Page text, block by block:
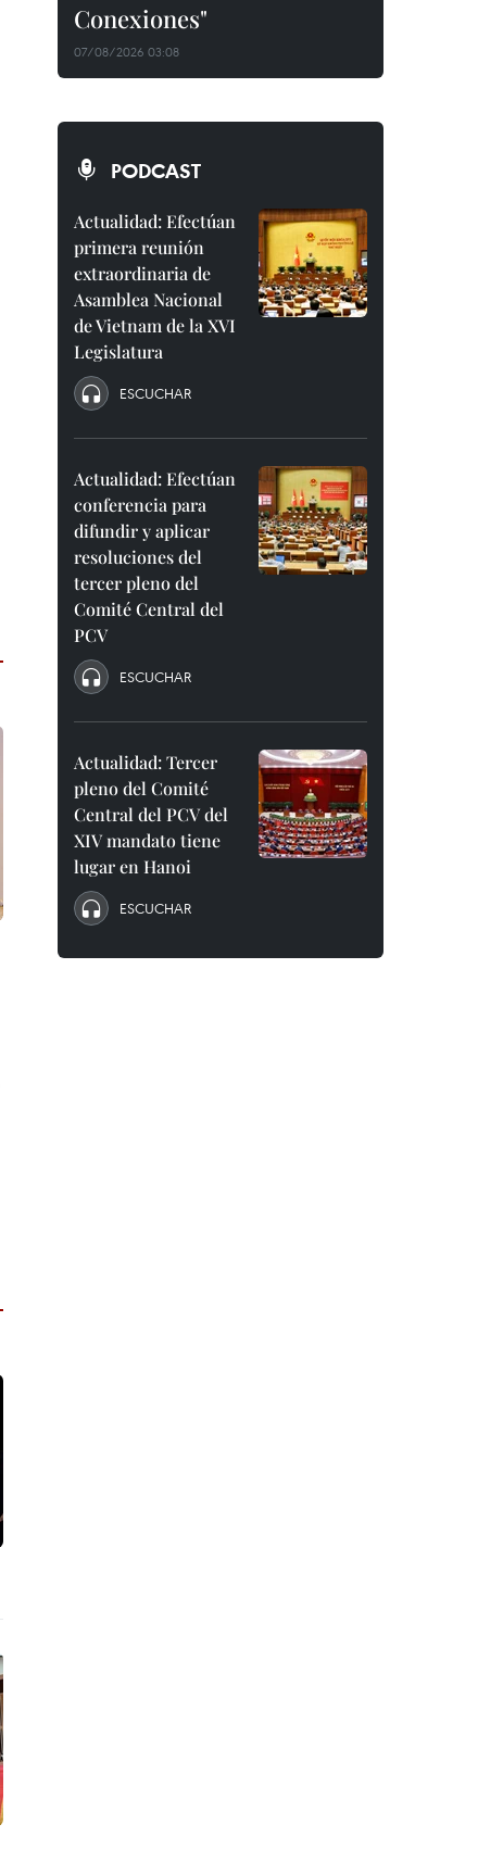
Conexiones"
07/08/2026 03:08
PODCAST
Actualidad: Efectúan
primera reunión
extraordinaria de
Asamblea Nacional
de Vietnam de la XVI
Legislatura
ESCUCHAR
Actualidad: Efectúan
conferencia para
difundir y aplicar
resoluciones del
tercer pleno del
Comité Central del
PCV
ESCUCHAR
Actualidad: Tercer
pleno del Comité
Central del PCV del
XIV mandato tiene
lugar en Hanoi
ESCUCHAR